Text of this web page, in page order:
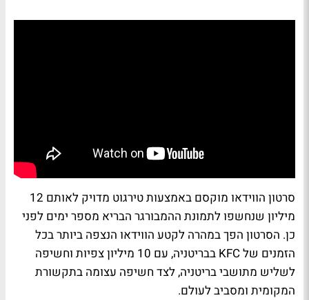
סרטון הווידאו מוקסם באמצעות טירגוט מדויק לאותם 12
מיליון שנחשפו לתמונת ההמבורגר הבריא מספר ימים לפני
כן. הסרטון הפך במהרה לקטע הווידאו הנצפה ביותר בכל
הזמנים של KFC בבריטניה, עם 10 מיליון צפיות וחשיפה
לשליש מתושבי בריטניה, לצד חשיפה עצומה בתקשורת
המקומית ומסביב לעולם.